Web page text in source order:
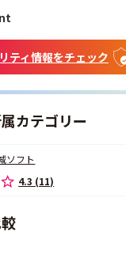
ティ情報をチェック
カテゴリー
ソフト
4.3 (11)